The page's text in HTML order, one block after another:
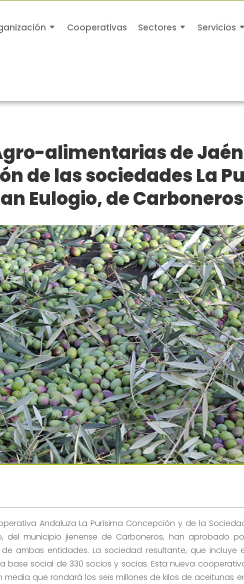
Cooperativas Sectores Servicios
alimentarias de
de las sociedades La
Eulogio, de Carboneros
Andaluza La Purísima Concepción y de la
del municipio jienense de Carboneros, han aprobado
ambas entidades. La sociedad resultante, que incluye
base social de 330 socios y socias. Esta nueva
que rondará los seis millones de kilos de aceitunas